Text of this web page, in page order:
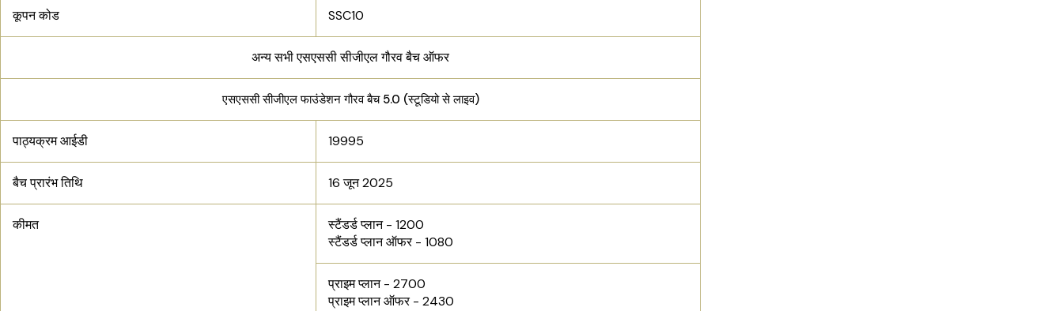
कूपन कोड SSC10
अन्य सभी एसएससी सीजीएल गौरव बैच ऑफर
एसएससी सीजीएल फाउंडेशन गौरव बैच 5.0 (स्टूडियो से लाइव)
पाठ्यक्रम आईडी 19995
बैच प्रारंभ तिथि 16 जून 2025
कीमत
स्टैंडर्ड प्लान - 1200
स्टैंडर्ड प्लान ऑफर - 1080
प्राइम प्लान - 2700
प्राइम प्लान ऑफर - 2430